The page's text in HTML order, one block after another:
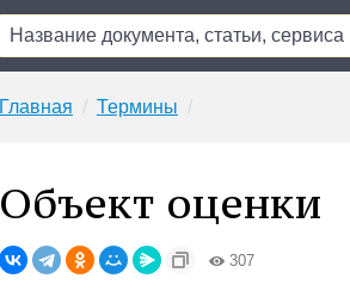
Главная Термины
Объект оценки
307